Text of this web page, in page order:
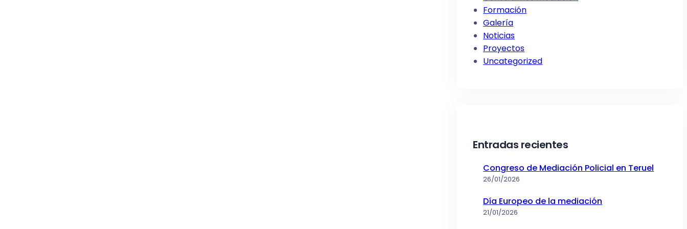
Formación
Galería
Noticias
Proyectos
Uncategorized
Entradas recientes
Congreso de Mediación Policial en Teruel
26/01/2026
Día Europeo de la mediación
21/01/2026